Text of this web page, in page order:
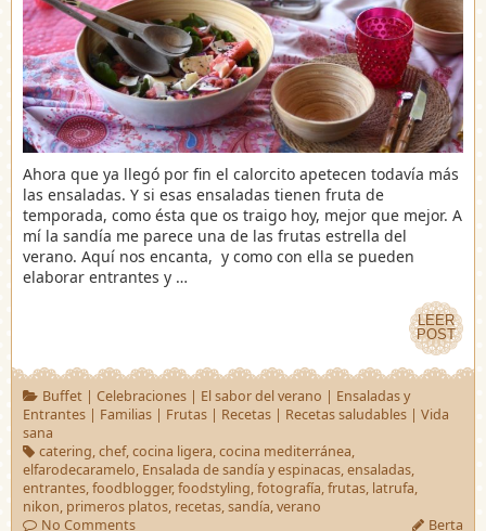
Ahora que ya llegó por fin el calorcito apetecen todavía más
las ensaladas. Y si esas ensaladas tienen fruta de
temporada, como ésta que os traigo hoy, mejor que mejor. A
mí la sandía me parece una de las frutas estrella del
verano. Aquí nos encanta, y como con ella se pueden
elaborar entrantes y …
LEER
POST
LEER
POST
Buffet| Celebraciones| El sabor del verano | Ensaladas y
Entrantes | Familias | Frutas | Recetas | Recetas saludables | Vida
sana
catering,chef,cocina ligera,cocina mediterránea,
elfarodecaramelo, Ensalada de sandía y espinacas,ensaladas,
entrantes,foodblogger,foodstyling,fotografía,frutas, latrufa,
nikon, primeros platos, recetas,sandía,verano
No Comments
Berta